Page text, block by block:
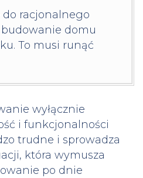
do racjonalnego
domu
To musi runąć
wyłącznie
i funkcjonalności
trudne i sprowadza
która wymusza
po dnie